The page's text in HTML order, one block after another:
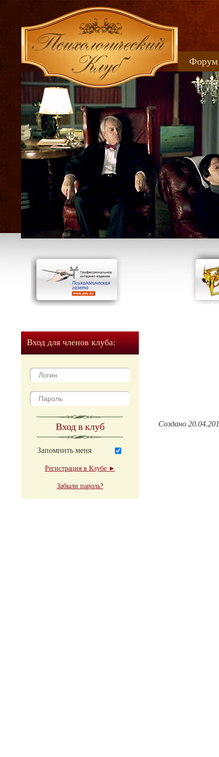
Форум
Вход для членов клуба:
Вход в клуб
Запомнить меня
Регистрация в Клубе ►
Забыли пароль?
Создано